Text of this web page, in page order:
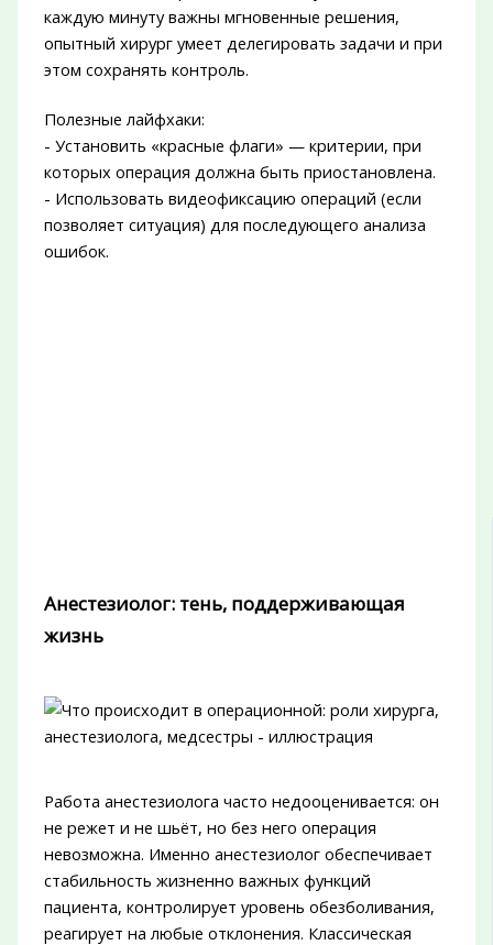
каждую минуту важны мгновенные решения,
опытный хирург умеет делегировать задачи и при
этом сохранять контроль.
Полезные лайфхаки:
- Установить «красные флаги» — критерии, при
которых операция должна быть приостановлена.
- Использовать видеофиксацию операций (если
позволяет ситуация) для последующего анализа
ошибок.
Анестезиолог: тень, поддерживающая
жизнь
Работа анестезиолога часто недооценивается: он
не режет и не шьёт, но без него операция
невозможна. Именно анестезиолог обеспечивает
стабильность жизненно важных функций
пациента, контролирует уровень обезболивания,
реагирует на любые отклонения. Классическая